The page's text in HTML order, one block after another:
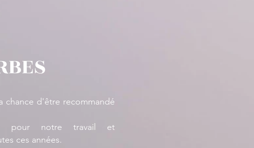
chance d'être recommandé
pour notre travail et
ces années.